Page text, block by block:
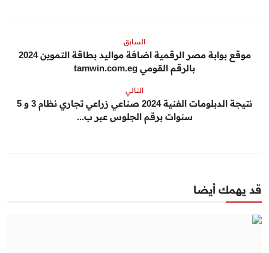
السابق
موقع بوابة مصر الرقمية اضافة مواليد بطاقة التموين 2024
بالرقم القومي tamwin.com.eg
التالي
نتيجة الدبلومات الفنية 2024 صناعي زراعي تجاري نظام 3 و 5
سنوات برقم الجلوس عبر ب...
قد يهمك أيضا